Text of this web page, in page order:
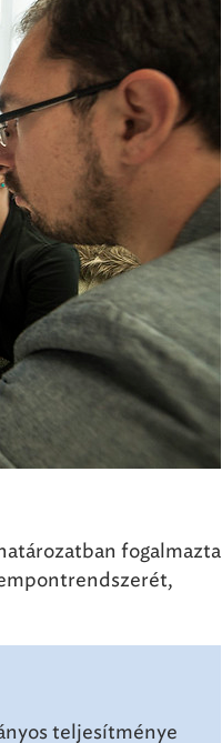
fogalmazta
teljesítménye